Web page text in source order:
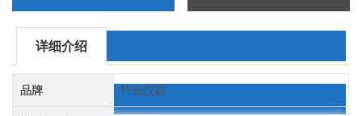
详细介绍
品牌 竹岩仪器